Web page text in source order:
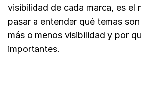
visibilidad de cada marca, es el
pasar a entender qué temas
más o menos visibilidad y por
importantes.